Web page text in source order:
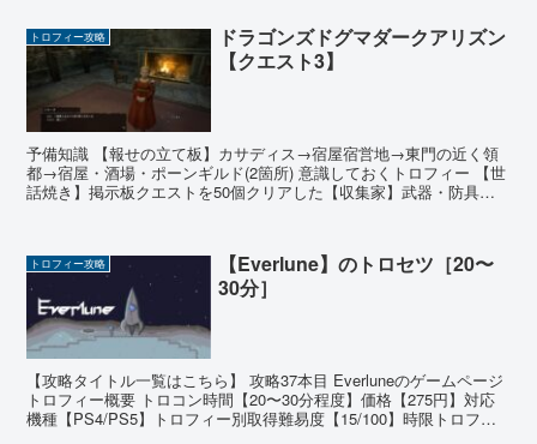
トロフィー攻略
ドラゴンズドグマダークアリズン
【クエスト3】
予備知識 【報せの立て板】カサディス→宿屋宿営地→東門の近く領
都→宿屋・酒場・ポーンギルド(2箇所) 意識しておくトロフィー 【世
話焼き】掲示板クエストを50個クリアした【収集家】武器・防具を
トロフィー攻略
【Everlune】のトロセツ［20〜
30分］
【攻略タイトル一覧はこちら】 攻略37本目 Everluneのゲームページ
トロフィー概要 トロコン時間【20〜30分程度】価格【275円】対応
機種【PS4/PS5】トロフィー別取得難易度【15/100】時限トロフィ